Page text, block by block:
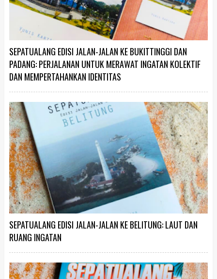
SEPATUALANG EDISI JALAN-JALAN KE BUKITTINGGI DAN
PADANG: PERJALANAN UNTUK MERAWAT INGATAN KOLEKTIF
DAN MEMPERTAHANKAN IDENTITAS
SEPATUALANG EDISI JALAN-JALAN KE BELITUNG: LAUT DAN
RUANG INGATAN